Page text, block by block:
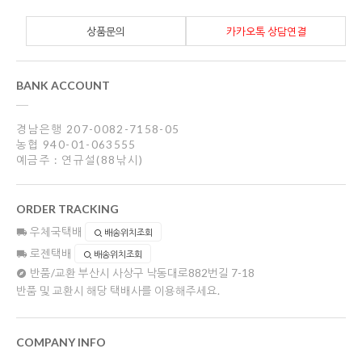
카카오톡 상담연결
상품문의
BANK ACCOUNT
경남은행 207-0082-7158-05
농협 940-01-063555
예금주 : 연규설(88낚시)
ORDER TRACKING
우체국택배 배송위치조회
로젠택배 배송위치조회
반품/교환 부산시 사상구 낙동대로882번길 7-18
반품 및 교환시 해당 택배사를 이용해주세요.
COMPANY INFO